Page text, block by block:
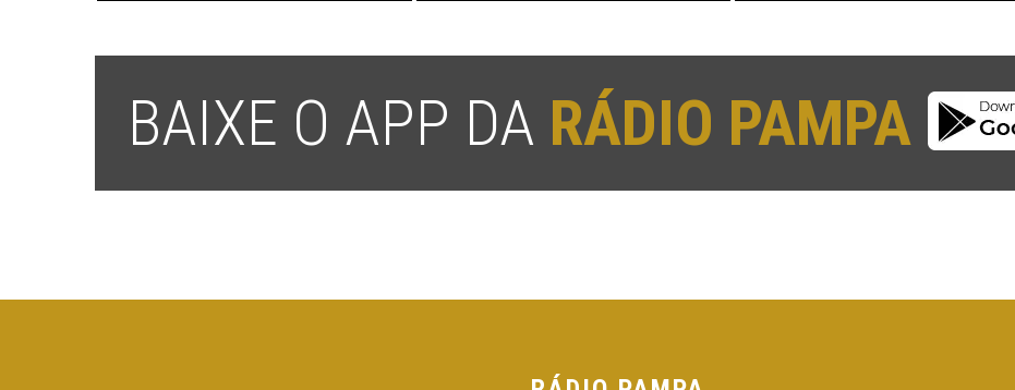
BAIXE O APP DA RÁDIO PAMPA